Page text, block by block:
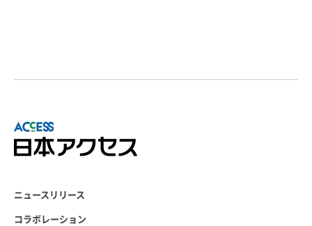
ニュースリリース
コラボレーション